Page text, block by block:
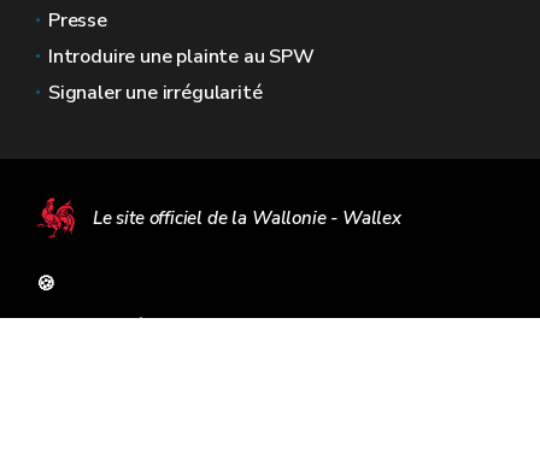
Presse
Introduire une plainte au SPW
Signaler une irrégularité
Le site officiel de la Wallonie - Wallex
🍪
Mentions légales